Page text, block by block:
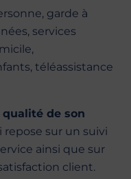
garde à
services
téléassistance
qualité de son
repose sur un suivi
ainsi que sur
client.